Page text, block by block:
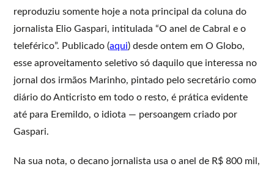
reproduziu somente hoje a nota principal da coluna do
jornalista Elio Gaspari, intitulada “O anel de Cabral e o
teleférico”. Publicado (aqui) desde ontem em O Globo,
esse aproveitamento seletivo só daquilo que interessa no
jornal dos irmãos Marinho, pintado pelo secretário como
diário do Anticristo em todo o resto, é prática evidente
até para Eremildo, o idiota — persoangem criado por
Gaspari.
Na sua nota, o decano jornalista usa o anel de R$ 800 mil,